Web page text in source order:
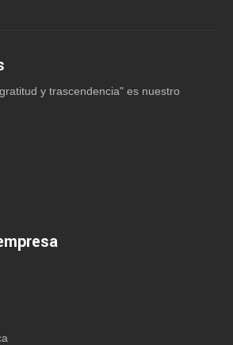
y trascendencia" es nuestro